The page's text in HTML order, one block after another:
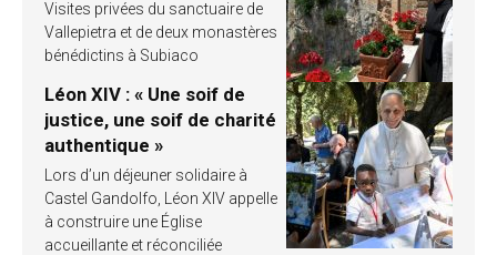
Visites privées du sanctuaire de
Vallepietra et de deux monastères
bénédictins à Subiaco
Léon XIV : « Une soif de
justice, une soif de charité
authentique »
Lors d’un déjeuner solidaire à
Castel Gandolfo, Léon XIV appelle
à construire une Église
accueillante et réconciliée